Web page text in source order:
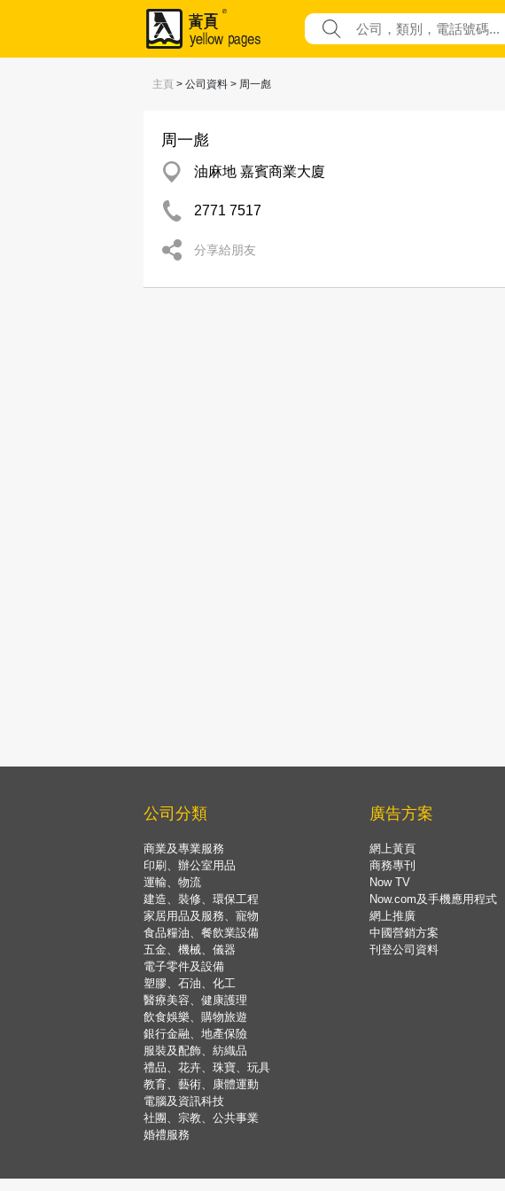
主頁 > 公司資料 > 周一彪
周一彪
油麻地 嘉賓商業大廈
2771 7517
分享給朋友
公司分類
商業及專業服務
印刷、辦公室用品
運輸、物流
建造、裝修、環保工程
家居用品及服務、寵物
食品糧油、餐飲業設備
五金、機械、儀器
電子零件及設備
塑膠、石油、化工
醫療美容、健康護理
飲食娛樂、購物旅遊
銀行金融、地產保險
服裝及配飾、紡織品
禮品、花卉、珠寶、玩具
教育、藝術、康體運動
電腦及資訊科技
社團、宗教、公共事業
婚禮服務
廣告方案
網上黃頁
商務專刊
Now TV
Now.com及手機應用程式
網上推廣
中國營銷方案
刊登公司資料